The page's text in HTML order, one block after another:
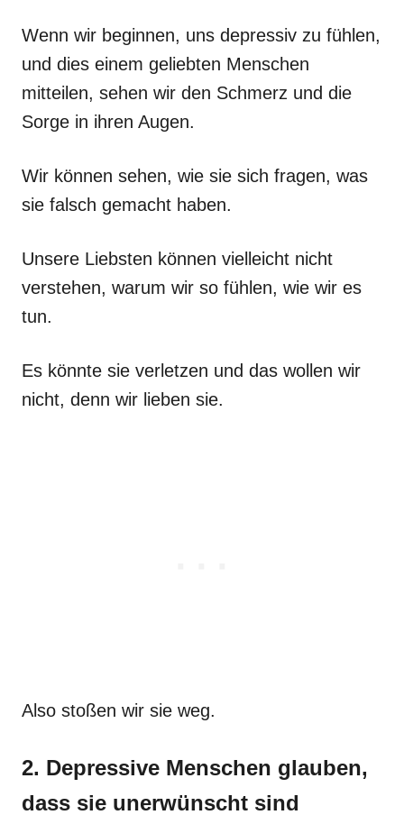
Wenn wir beginnen, uns depressiv zu fühlen,
und dies einem geliebten Menschen
mitteilen, sehen wir den Schmerz und die
Sorge in ihren Augen.
Wir können sehen, wie sie sich fragen, was
sie falsch gemacht haben.
Unsere Liebsten können vielleicht nicht
verstehen, warum wir so fühlen, wie wir es
tun.
Es könnte sie verletzen und das wollen wir
nicht, denn wir lieben sie.
Also stoßen wir sie weg.
2. Depressive Menschen glauben,
dass sie unerwünscht sind